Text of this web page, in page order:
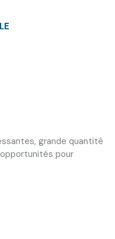
grande quantité
pour